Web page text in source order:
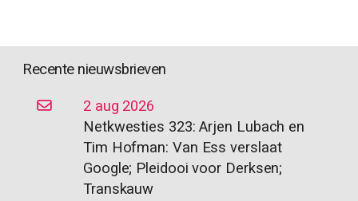
Recente nieuwsbrieven
2 aug 2026
Netkwesties 323: Arjen Lubach en
Tim Hofman: Van Ess verslaat
Google; Pleidooi voor Derksen;
Transkauw